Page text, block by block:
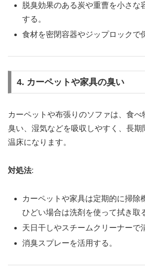
脱臭効果のある炭や重曹を小さな
する。
食材を密閉容器やジップロックで
4. カーペットや家具の臭い
カーペットや布張りのソファは、食
臭い、湿気などを吸収しやすく、長期
温床になります。
対処法:
カーペットや家具は定期的に掃除
ひどい場合は洗剤を使って拭き取
天日干しやスチームクリーナーで
消臭スプレーを活用する。